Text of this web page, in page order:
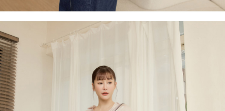
請求用戶進行身份認證。
５．嚴禁一人註冊多個帳號或使用他人資訊註冊。若發現惡意使用之情形，
恩沛科技股份有限公司將有權停止該用戶之使用額度並採取法律行動。
每筆NT$100